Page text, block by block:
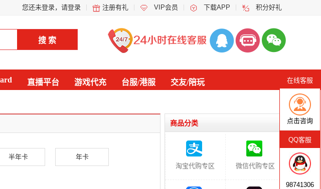
您还未登录，请登录 注册有礼 VIP会员 下载APP 积分好礼
直播平台 游戏代充 台服/港服 交友/陪玩
商品分类
淘宝代购专区 微信代购专区
半年卡 年卡
在线客服
点击咨询
QQ客服
98741306